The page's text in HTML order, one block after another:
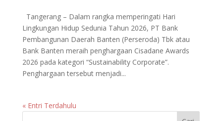
Tangerang – Dalam rangka memperingati Hari
Lingkungan Hidup Sedunia Tahun 2026, PT Bank
Pembangunan Daerah Banten (Perseroda) Tbk atau
Bank Banten meraih penghargaan Cisadane Awards
2026 pada kategori “Sustainability Corporate”.
Penghargaan tersebut menjadi...
« Entri Terdahulu